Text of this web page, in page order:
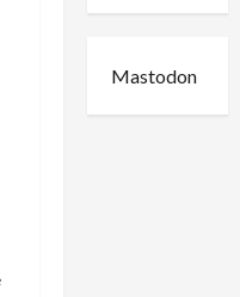
Mastodon